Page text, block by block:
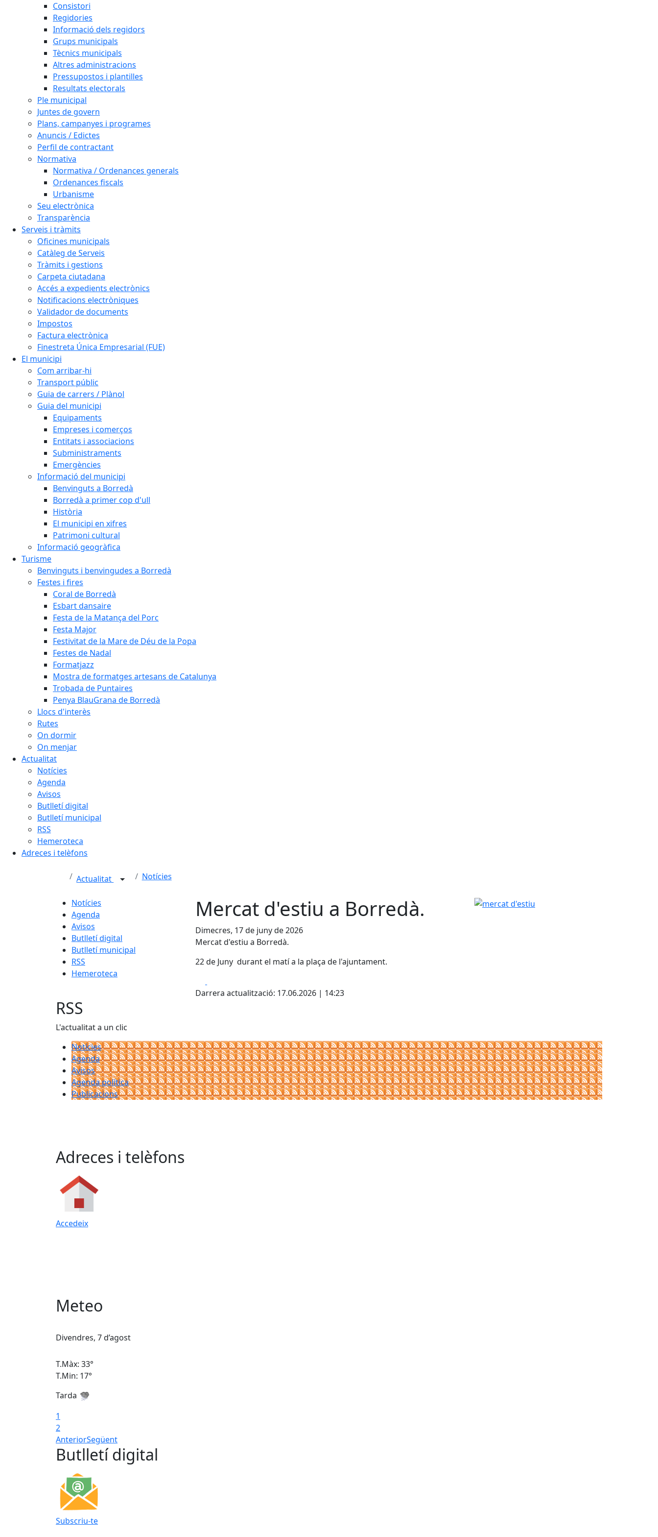
Consistori
Regidories
Informació dels regidors
Grups municipals
Tècnics municipals
Altres administracions
Pressupostos i plantilles
Resultats electorals
Ple municipal
Juntes de govern
Plans, campanyes i programes
Anuncis / Edictes
Perfil de contractant
Normativa
Normativa / Ordenances generals
Ordenances fiscals
Urbanisme
Seu electrònica
Transparència
Serveis i tràmits
Oficines municipals
Catàleg de Serveis
Tràmits i gestions
Carpeta ciutadana
Accés a expedients electrònics
Notificacions electròniques
Validador de documents
Impostos
Factura electrònica
Finestreta Única Empresarial (FUE)
El municipi
Com arribar-hi
Transport públic
Guia de carrers / Plànol
Guia del municipi
Equipaments
Empreses i comerços
Entitats i associacions
Subministraments
Emergències
Informació del municipi
Benvinguts a Borredà
Borredà a primer cop d'ull
Història
El municipi en xifres
Patrimoni cultural
Informació geogràfica
Turisme
Benvinguts i benvingudes a Borredà
Festes i fires
Coral de Borredà
Esbart dansaire
Festa de la Matança del Porc
Festa Major
Festivitat de la Mare de Déu de la Popa
Festes de Nadal
Formatjazz
Mostra de formatges artesans de Catalunya
Trobada de Puntaires
Penya BlauGrana de Borredà
Llocs d'interès
Rutes
On dormir
On menjar
Actualitat
Notícies
Agenda
Avisos
Butlletí digital
Butlletí municipal
RSS
Hemeroteca
Adreces i telèfons
Actualitat Notícies
Notícies
Agenda
Avisos
Butlletí digital
Butlletí municipal
RSS
Hemeroteca
Mercat d'estiu a Borredà.
Dimecres, 17 de juny de 2026
Mercat d'estiu a Borredà.
22 de Juny durant el matí a la plaça de l'ajuntament.
Darrera actualització: 17.06.2026 | 14:23
mercat d'estiu
RSS
L'actualitat a un clic
Notícies
Agenda
Avisos
Agenda política
Publicacions
Adreces i telèfons
Accedeix
Meteo
Divendres, 7 d’agost
T.Màx: 33°
T.Min: 17°
Tarda
1
2
AnteriorSegüent
Butlletí digital
Subscriu-te